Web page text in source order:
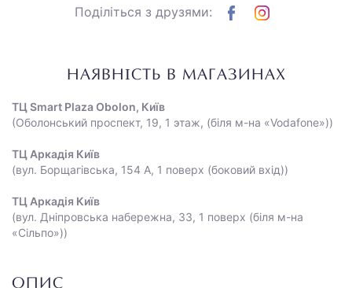
Поділіться з друзями:
НАЯВНІСТЬ В МАГАЗИНАХ
ТЦ Smart Plaza Obolon, Київ
(Оболонський проспект, 19, 1 этаж, (біля м-на «Vodafone»))
ТЦ Аркадія Київ
(вул. Борщагівська, 154 А, 1 поверх (боковий вхід))
ТЦ Аркадія Київ
(вул. Дніпровська набережна, 33, 1 поверх (біля м-на
«Сільпо»))
ОПИС